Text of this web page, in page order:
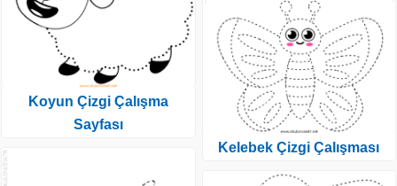
Koyun Çizgi Çalışma
Sayfası
Kelebek Çizgi Çalışması